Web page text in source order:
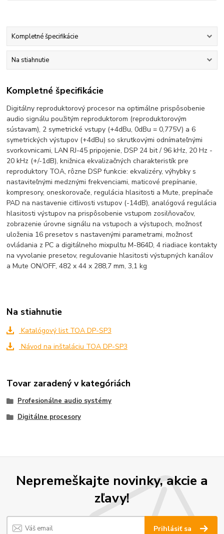
Kompletné špecifikácie
Na stiahnutie
Kompletné špecifikácie
Digitálny reproduktorový procesor na optimálne prispôsobenie
audio signálu použitým reproduktorom (reproduktorovým
sústavam), 2 symetrické vstupy (+4dBu, 0dBu = 0,775V) a 6
symetrických výstupov (+4dBu) so skrutkovými odnímateľnými
svorkovnicami, LAN RJ-45 pripojenie, DSP 24 bit / 96 kHz, 20 Hz -
20 kHz (+/-1dB), knižnica ekvalizačných charakteristík pre
reproduktory TOA, rôzne DSP funkcie: ekvalizéry, výhybky s
nastaviteľnými medznými frekvenciami, maticové prepínanie,
kompresory, oneskorovače, regulácia hlasitosti a Mute, prepínače
PAD na nastavenie citlivosti vstupov (-14dB), analógová regulácia
hlasitosti výstupov na prispôsobenie vstupom zosilňovačov,
zobrazenie úrovne signálu na vstupoch a výstupoch, možnosť
uloženia 16 presetov s nastavenými parametrami, možnosť
ovládania z PC a digitálneho mixpultu M-864D, 4 riadiace kontakty
na vyvolanie presetov, regulovanie hlasitosti výstupných kanálov
a Mute ON/OFF, 482 x 44 x 288,7 mm, 3,1 kg
Na stiahnutie
Katalógový list TOA DP-SP3
Návod na inštaláciu TOA DP-SP3
Tovar zaradený v kategóriách
Profesionálne audio systémy
Digitálne procesory
Nepremeškajte novinky, akcie a
zľavy!
Prihlásiť sa